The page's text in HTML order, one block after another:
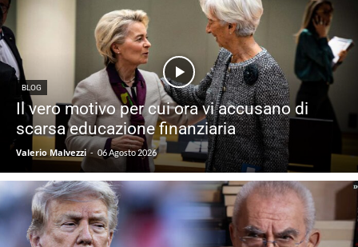
BLOG
Il vero motivo per cui ora vi accusano di
scarsa educazione finanziaria
Valerio Malvezzi - 06 Agosto 2026